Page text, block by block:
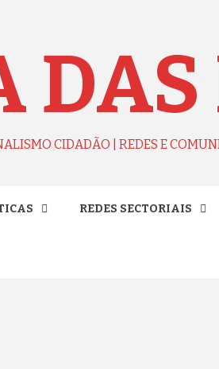
DAS
CIDADÃO | REDES E
REDES SECTORIAIS